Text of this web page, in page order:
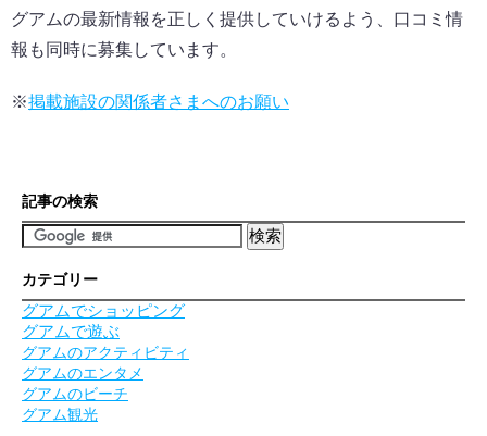
グアムの最新情報を正しく提供していけるよう、口コミ情
報も同時に募集しています。
※掲載施設の関係者さまへのお願い
記事の検索
カテゴリー
グアムでショッピング
グアムで遊ぶ
グアムのアクティビティ
グアムのエンタメ
グアムのビーチ
グアム観光